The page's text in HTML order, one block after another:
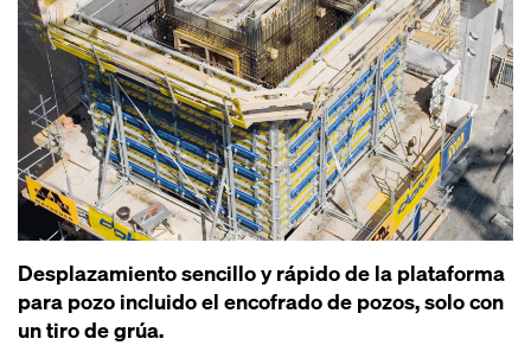
Desplazamiento sencillo y rápido de la plataforma
para pozo incluido el encofrado de pozos, solo con
un tiro de grúa.